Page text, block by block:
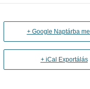
+ Google Naptárba
+ iCal Exportálás